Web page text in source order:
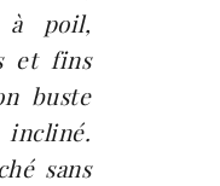
à poil,
et fins
buste
sans